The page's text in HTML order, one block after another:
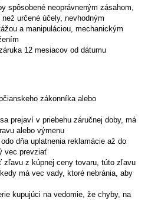
spôsobené neoprávneným zásahom,
určené účely, nevhodným
a manipuláciou, mechanickým
12 mesiacov od dátumu
zákonníka alebo
prejaví v priebehu záručnej doby, má
alebo výmenu
dňa uplatnenia reklamácie až do
vec prevziať
zľavu z kúpnej ceny tovaru, túto zľavu
má vec vady, ktoré nebránia, aby
kupujúci na vedomie, že chyby, na